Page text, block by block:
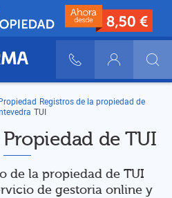
900 10 30 20
Login
Registros de la propiedad de
TUI
de TUI
de la propiedad de TUI
de gestoria online y